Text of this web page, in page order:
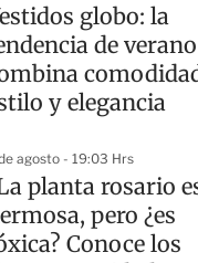
globo: la
de
y elegancia
agosto - 19:03 Hrs
planta rosario
pero ¿es
Conoce los